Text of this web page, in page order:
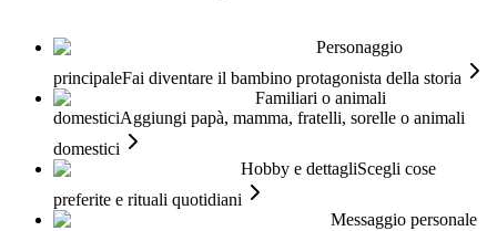
Personaggio
principaleFai diventare il bambino protagonista della storia
Familiari o animali
domesticiAggiungi papà, mamma, fratelli, sorelle o animali
domestici
Hobby e dettagliScegli cose
preferite e rituali quotidiani
Messaggio personale